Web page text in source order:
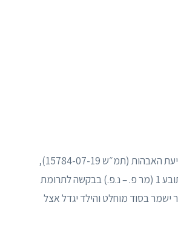
ראו גם הודאותיה הנוספות של האישה: סעיפים 30, 57 לכתב הגנתה; וסעיף 9 לתביעת האבהות (תמ״ש 15784-07-19),
אותה הגישו האישה ומר פ., שם נכתב: " … התובעת 2 (האישה – נ.פ.) פנתה אל התובע 1 (מר פ. – נ.פ.) בבקשה לתרומת
שהדבר ישמר בסוד מוחלט והילד יגדל אצל